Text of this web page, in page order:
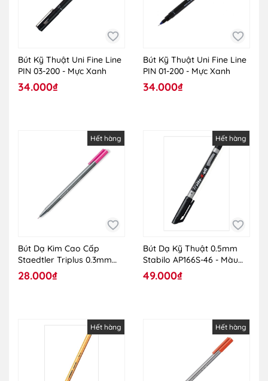
Bút Kỹ Thuật Uni Fine Line
PIN 03-200 - Mực Xanh
34.000₫
Bút Kỹ Thuật Uni Fine Line
PIN 01-200 - Mực Xanh
34.000₫
Hết hàng
Bút Dạ Kim Cao Cấp
Staedtler Triplus 0.3mm
334-221
28.000₫
Hết hàng
Bút Dạ Kỹ Thuật 0.5mm
Stabilo AP166S-46 - Màu
Đen
49.000₫
Hết hàng Hết hàng